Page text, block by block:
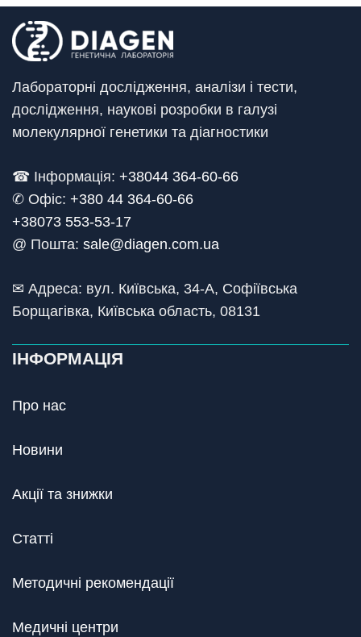
Лабораторні дослідження, аналізи і тести,
дослідження, наукові розробки в галузі
молекулярної генетики та діагностики
☎ Інформація: +38044 364-60-66
✆ Офіс: +380 44 364-60-66
+38073 553-53-17
@ Пошта: sale@diagen.com.ua
✉ Адреса: вул. Київська, 34-А, Софіївська
Борщагівка, Київська область, 08131
ІНФОРМАЦІЯ
Про нас
Новини
Акції та знижки
Статті
Методичні рекомендації
Медичні центри